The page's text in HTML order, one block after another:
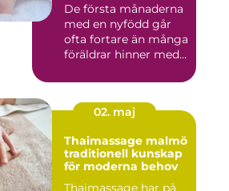
De första månaderna
med en nyfödd går
ofta fortare än många
föräldrar hinner med.
02. maj
Thaimassage malmö
traditionell kunskap
för moderna behov
Thaimassage har på